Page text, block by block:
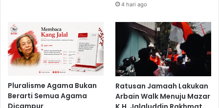
4 hari ago
Pluralisme Agama Bukan
Berarti Semua Agama
Ratusan Jamaah Lakukan
Arbain Walk Menuju Mazar